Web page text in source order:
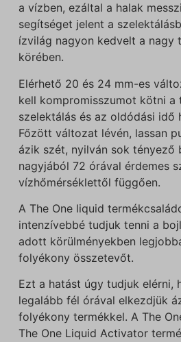
a vízben, ezáltal a halak
segítséget jelent a
ízvilág nagyon kedvelt a nagy
körében.
Elérhető 20 és 24 mm-es
kell kompromisszumot kötni a
szelektálás és az oldódási idő
Főzött változat lévén, lassan
ázik szét, nyilván sok tényező
nagyjából 72 órával érdemes
vízhőmérséklettől függően.
A The One liquid
intenzívebbé tudjuk tenni a
adott körülményekben
folyékony összetevőt.
Ezt a hatást úgy tudjuk elérni,
legalább fél órával elkezdjük
folyékony termékkel. A The
The One Liquid Activator